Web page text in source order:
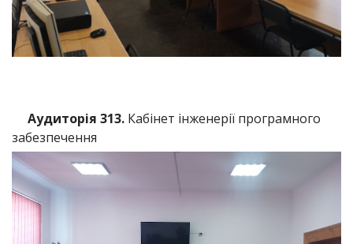
Аудиторія 313. Кабінет інженерії програмного
забезпечення